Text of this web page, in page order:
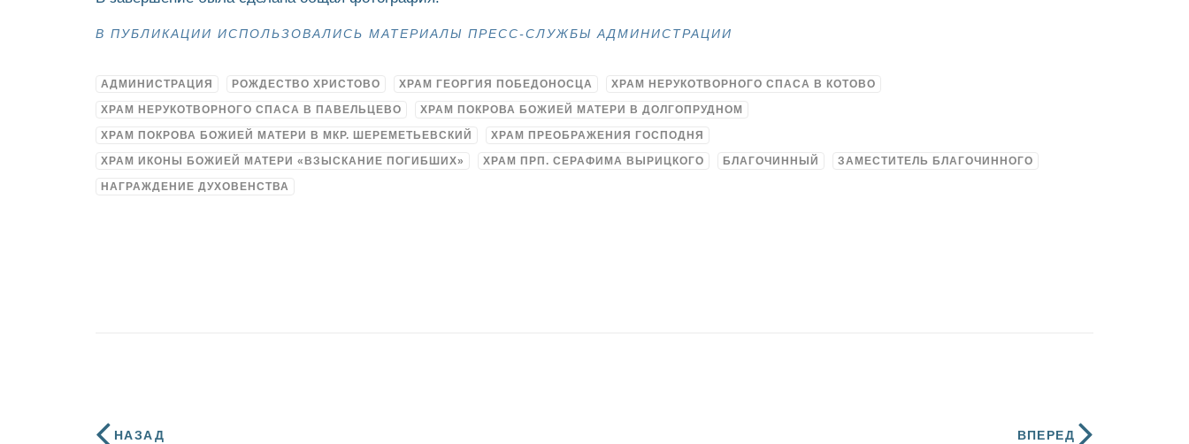
В ПУБЛИКАЦИИ ИСПОЛЬЗОВАЛИСЬ МАТЕРИАЛЫ ПРЕСС-СЛУЖБЫ АДМИНИСТРАЦИИ
АДМИНИСТРАЦИЯ РОЖДЕСТВО ХРИСТОВО ХРАМ ГЕОРГИЯ ПОБЕДОНОСЦА ХРАМ НЕРУКОТВОРНОГО СПАСА В КОТОВО
ХРАМ НЕРУКОТВОРНОГО СПАСА В ПАВЕЛЬЦЕВО ХРАМ ПОКРОВА БОЖИЕЙ МАТЕРИ В ДОЛГОПРУДНОМ
ХРАМ ПОКРОВА БОЖИЕЙ МАТЕРИ В МКР. ШЕРЕМЕТЬЕВСКИЙ ХРАМ ПРЕОБРАЖЕНИЯ ГОСПОДНЯ
ХРАМ ИКОНЫ БОЖИЕЙ МАТЕРИ «ВЗЫСКАНИЕ ПОГИБШИХ» ХРАМ ПРП. СЕРАФИМА ВЫРИЦКОГО БЛАГОЧИННЫЙ ЗАМЕСТИТЕЛЬ БЛАГОЧИННОГО
НАГРАЖДЕНИЕ ДУХОВЕНСТВА
НАЗАД ВПЕРЕД